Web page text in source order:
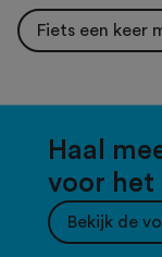
Fiets een keer
Haal
voor het
Bekijk de